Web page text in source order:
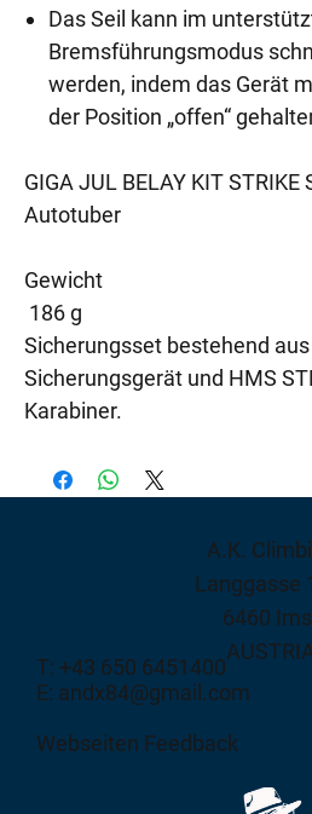
Das Seil kann im
Bremsführungsmodus
werden, indem das Gerät
der Position „offen“
GIGA JUL BELAY KIT STRIKE
Autotuber
Gewicht
186 g
Sicherungsset bestehend aus
Sicherungsgerät und HMS
Karabiner.
A.K.
Langgasse
6460
T: +43 650 6451400
E: andx84@gmail.com
Webseiten Feedback